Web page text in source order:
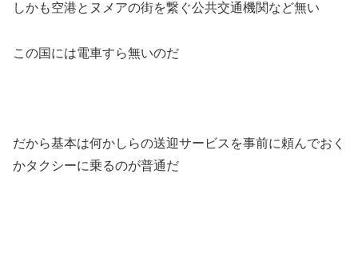
しかも空港とヌメアの街を繋ぐ公共交通機関など無い
この国には電車すら無いのだ
だから基本は何かしらの送迎サービスを事前に頼んでおく
かタクシーに乗るのが普通だ